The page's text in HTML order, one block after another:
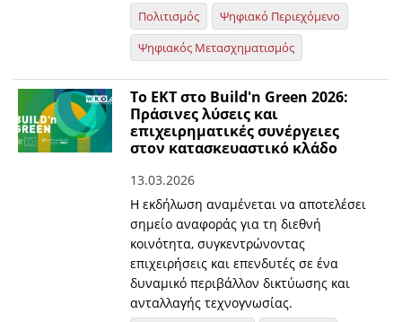
Πολιτισμός
Ψηφιακό Περιεχόμενο
Ψηφιακός Μετασχηματισμός
Το ΕΚΤ στο Build'n Green 2026:
Πράσινες λύσεις και
επιχειρηματικές συνέργειες
στον κατασκευαστικό κλάδο
13.03.2026
Η εκδήλωση αναμένεται να αποτελέσει
σημείο αναφοράς για τη διεθνή
κοινότητα, συγκεντρώνοντας
επιχειρήσεις και επενδυτές σε ένα
δυναμικό περιβάλλον δικτύωσης και
ανταλλαγής τεχνογνωσίας.